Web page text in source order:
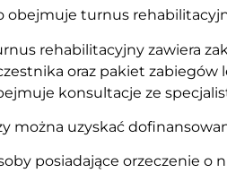
obejmuje turnus
rehabilitacyjny zawiera
oraz pakiet zabiegów
konsultacje ze
można uzyskać
posiadające orzeczenie o